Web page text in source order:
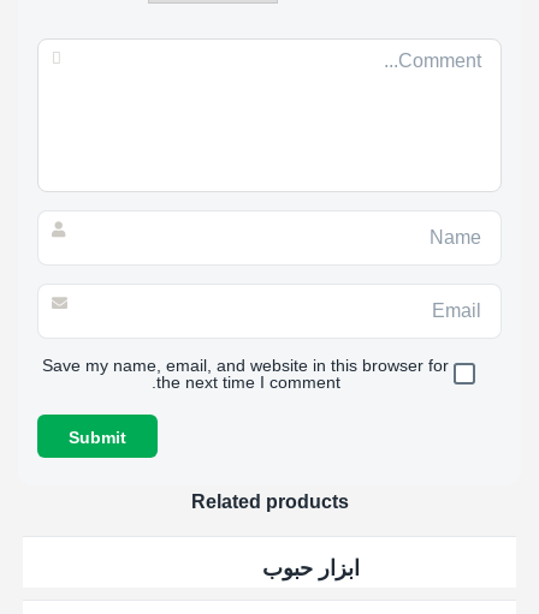
Save my name, email, and website in this browser for
the next time I comment.
Related products
ابزار حبوب